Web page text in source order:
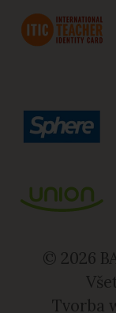
© 2026
Tvorba